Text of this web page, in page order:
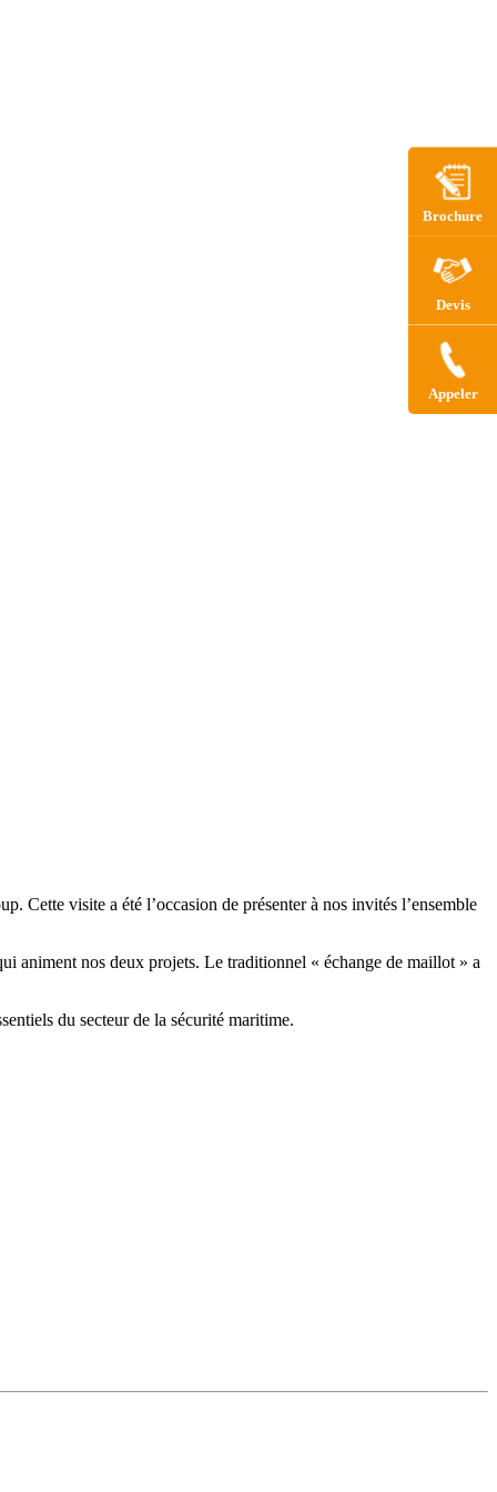
Brochure
Devis
Appeler
Cette visite a été l’occasion de présenter à nos invités l’ensemble
animent nos deux projets. Le traditionnel « échange de maillot » a
du secteur de la sécurité maritime.